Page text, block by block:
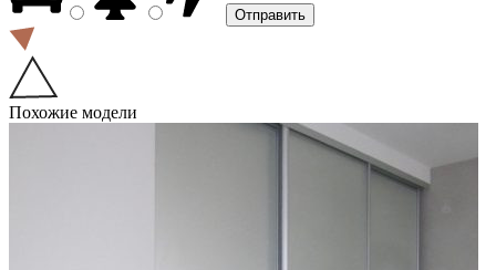
Похожие модели